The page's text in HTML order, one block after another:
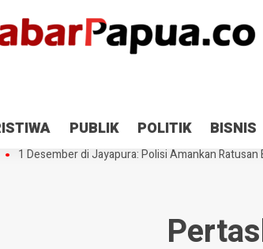
PUBLIK POLITIK BISNIS
Antisipasi 1 Desember, TNI Polri Patroli 2×24 jam
Gedung Perpustakaan SMPN 5 Sentani Terbakar
1 Desember di Jayapura: Polisi Amankan